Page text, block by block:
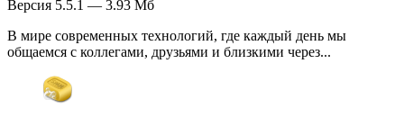
Версия 5.5.1 — 3.93 Мб
В мире современных технологий, где каждый день мы
общаемся с коллегами, друзьями и близкими через...